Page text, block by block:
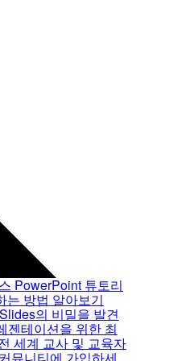
PowerPoint 튜토리
는 방법 알아보기
의 비밀을 발견
젠테이션을 위한 최
세계 교사 및 교육자